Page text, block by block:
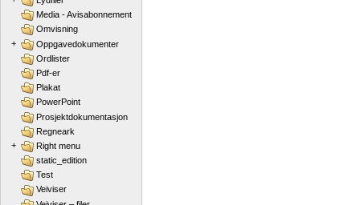
Media - Avisabonnement
Omvisning
+
Oppgavedokumenter
Ordlister
Pdf-er
Plakat
PowerPoint
Prosjektdokumentasjon
Regneark
+
Right menu
static_edition
Test
Veiviser